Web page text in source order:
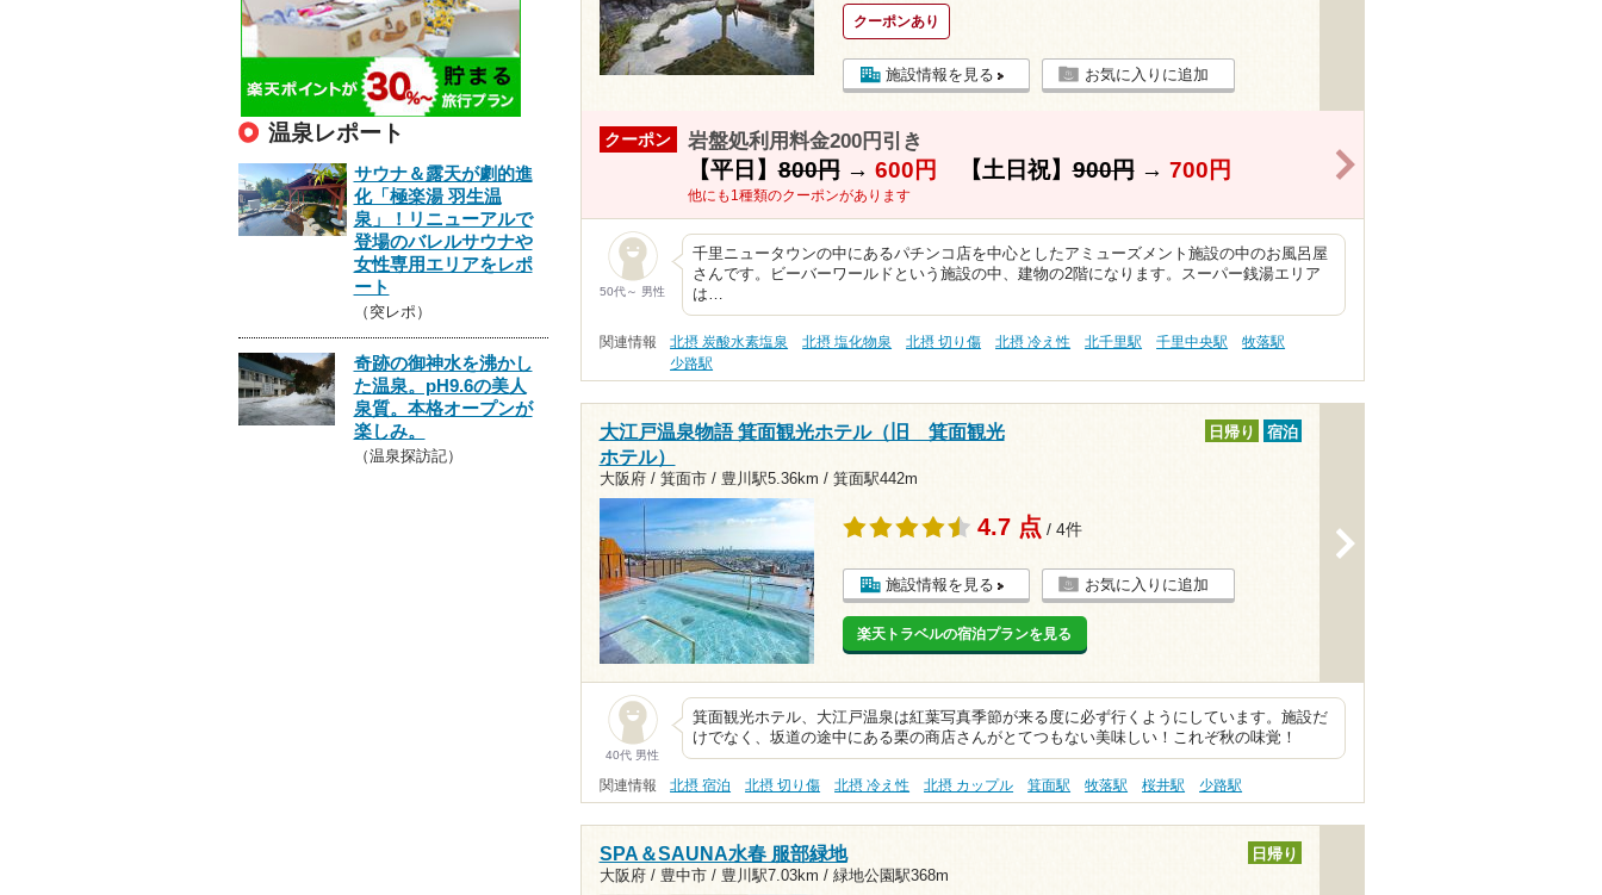
クーポンあり
施設情報を見る お気に入りに追加
クーポン 岩盤処利用料金200円引き
【平日】800円→ 600円 【土日祝】900円→ 700円
他にも1種類のクーポンがあります
>
50代～ 男性
千里ニュータウンの中にあるパチンコ店を中心としたアミューズメント施設の中のお風呂屋
さんです。ビーバーワールドという施設の中、建物の2階になります。スーパー銭湯エリア
は…
関連情報 北摂 炭酸水素塩泉 北摂 塩化物泉 北摂 切り傷 北摂 冷え性 北千里駅 千里中央駅
牧落駅
少路駅
大江戸温泉物語 箕面観光ホテル（旧 箕面観光
ホテル）
大阪府 / 箕面市 / 豊川駅5.36km / 箕面駅442m
日帰り 宿泊
4.7 点 / 4件
施設情報を見る お気に入りに追加
楽天トラベルの宿泊プランを見る
40代 男性
箕面観光ホテル、大江戸温泉は紅葉写真季節が来る度に必ず行くようにしています。施設だ
けでなく、坂道の途中にある栗の商店さんがとてつもない美味しい！これぞ秋の味覚！
関連情報 北摂 宿泊 北摂 切り傷 北摂 冷え性 北摂 カップル 箕面駅 牧落駅 桜井駅 少路駅
SPA＆SAUNA水春 服部緑地
大阪府 / 豊中市 / 豊川駅7.03km / 緑地公園駅368m
日帰り
温泉レポート
サウナ＆露天が劇的進
化「極楽湯 羽生温
泉」！リニューアルで
登場のバレルサウナや
女性専用エリアをレポ
ート
（突レポ）
奇跡の御神水を沸かし
た温泉。pH9.6の美人
泉質。本格オープンが
楽しみ。
（温泉探訪記）